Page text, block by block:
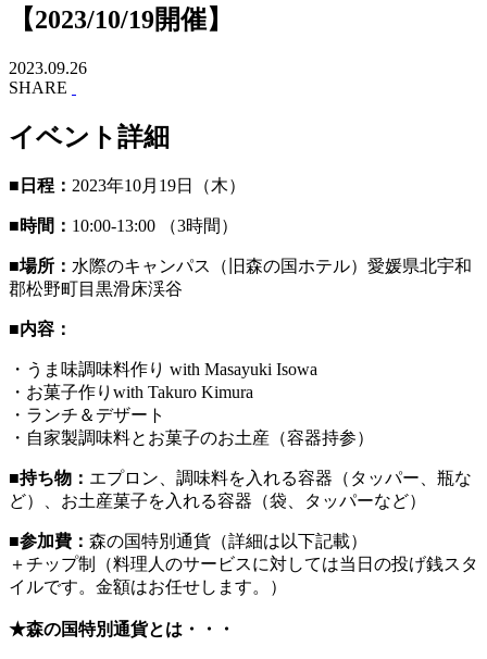
【2023/10/19開催】
2023.09.26
SHARE
イベント詳細
■日程： 2023年10月19日（木）
■時間： 10:00-13:00 （3時間）
■場所： 水際のキャンパス（旧森の国ホテル）愛媛県北宇和
郡松野町目黒滑床渓谷
■内容：
・うま味調味料作り with Masayuki Isowa
・お菓子作りwith Takuro Kimura
・ランチ＆デザート
・自家製調味料とお菓子のお土産（容器持参）
■持ち物： エプロン、調味料を入れる容器（タッパー、瓶な
ど）、お土産菓子を入れる容器（袋、タッパーなど）
■参加費： 森の国特別通貨（詳細は以下記載）
＋チップ制（料理人のサービスに対しては当日の投げ銭スタ
イルです。金額はお任せします。）
★森の国特別通貨とは・・・